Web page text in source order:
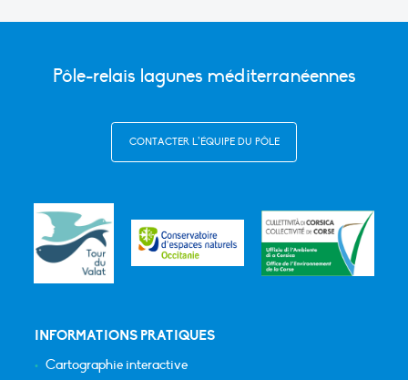
Pôle-relais lagunes méditerranéennes
CONTACTER L’ÉQUIPE DU PÔLE
INFORMATIONS PRATIQUES
Cartographie interactive